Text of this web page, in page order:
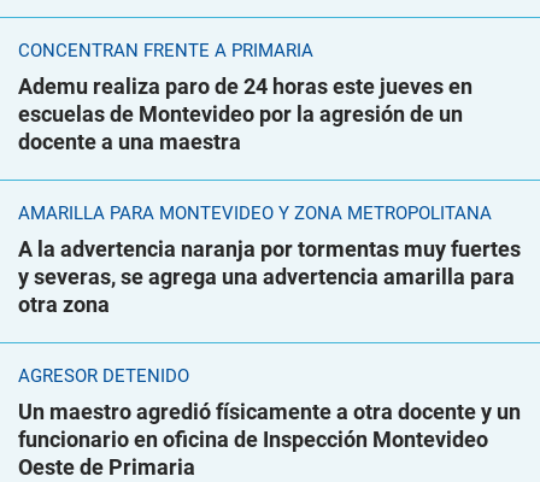
CONCENTRAN FRENTE A PRIMARIA
Ademu realiza paro de 24 horas este jueves en
escuelas de Montevideo por la agresión de un
docente a una maestra
AMARILLA PARA MONTEVIDEO Y ZONA METROPOLITANA
A la advertencia naranja por tormentas muy fuertes
y severas, se agrega una advertencia amarilla para
otra zona
AGRESOR DETENIDO
Un maestro agredió físicamente a otra docente y un
funcionario en oficina de Inspección Montevideo
Oeste de Primaria